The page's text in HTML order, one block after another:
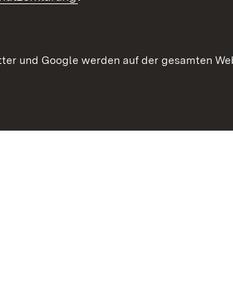
und Google werden auf der gesamten